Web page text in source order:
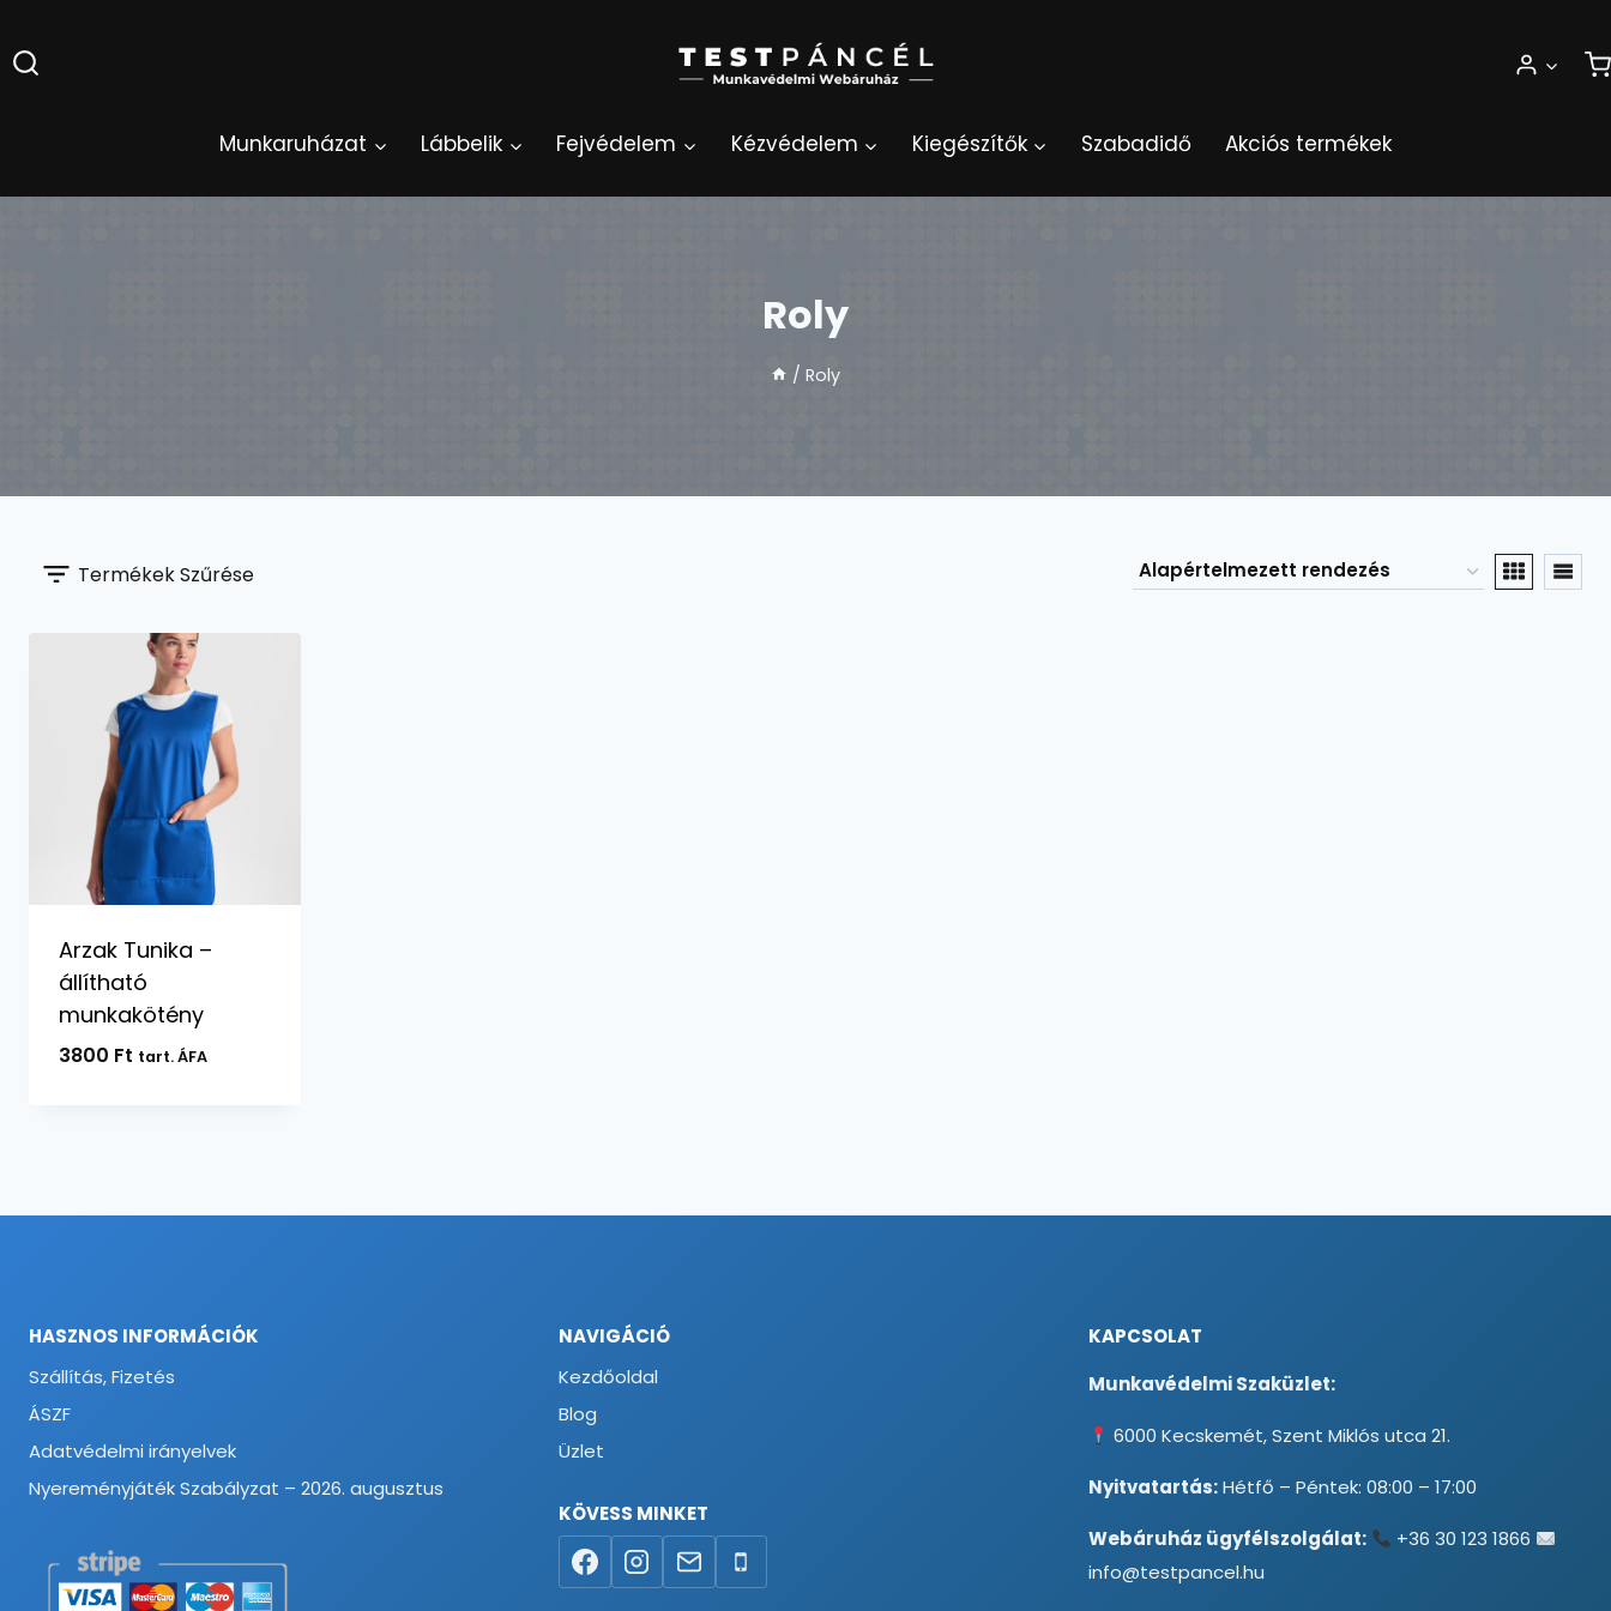
to
content
Munkaruházat Lábbelik Fejvédelem Kézvédelem Kiegészítők Szabadidő Akciós termékek
Roly
/ Roly
Termékek Szűrése
Arzak Tunika –
állítható
munkakötény
3800 Ft tart. ÁFA
HASZNOS INFORMÁCIÓK
Szállítás, Fizetés
ÁSZF
Adatvédelmi irányelvek
Nyereményjáték Szabályzat – 2026. augusztus
NAVIGÁCIÓ
Kezdőoldal
Blog
Üzlet
KÖVESS MINKET
KAPCSOLAT
Munkavédelmi Szaküzlet:
6000 Kecskemét, Szent Miklós utca 21.
Nyitvatartás:Hétfő – Péntek: 08:00 – 17:00
Webáruház ügyfélszolgálat:
+36 30 123 1866
info@testpancel.hu